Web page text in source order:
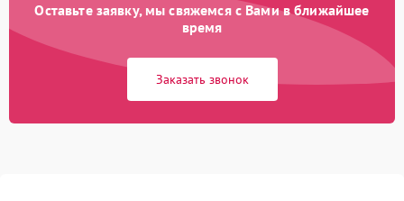
Оставьте заявку, мы свяжемся с Вами в ближайшее
время
Заказать звонок